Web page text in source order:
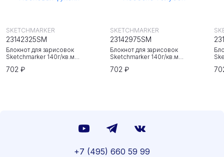
702 ₽
Блокнот для зарисовок
Sketchmarker 140г/кв.м
Неоновая фуксия
SKETCHMARKER
23142325SM
702 ₽
Блокнот для зарисовок
Sketchmarker 140г/кв.м
Небесно-голубой
SKETCHMARKER
23142975SM
+7 (495) 660 59 99